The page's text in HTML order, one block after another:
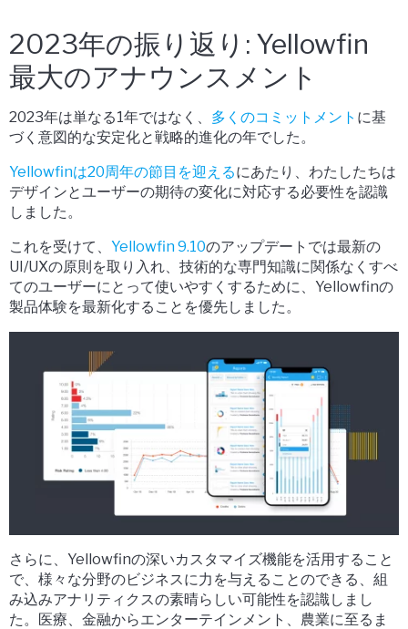
2023年の振り返り: Yellowfin
最大のアナウンスメント
2023年は単なる1年ではなく、 多くのコミットメント に基
づく意図的な安定化と戦略的進化の年でした。
Yellowfinは20周年の節目を迎えるにあたり、わたしたちは
デザインとユーザーの期待の変化に対応する必要性を認識
しました。
これを受けて、 Yellowfin 9.10のアップデートでは最新の
UI/UXの原則を取り入れ、技術的な専門知識に関係なくすべ
てのユーザーにとって使いやすくするために、Yellowfinの
製品体験を最新化することを優先しました。
さらに、Yellowfinの深いカスタマイズ機能を活用すること
で、様々な分野のビジネスに力を与えることのできる、組
み込みアナリティクスの素晴らしい可能性を認識しまし
た。医療、金融からエンターテインメント、農業に至るま